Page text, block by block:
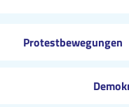
Protestbewegungen